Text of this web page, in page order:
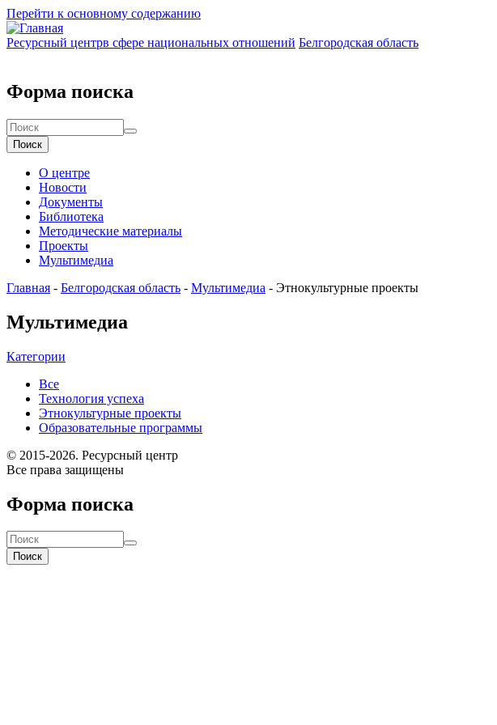
Перейти к основному содержанию
Ресурсный центрв сфере национальных отношений Белгородская область
Форма поиска
Поиск
О центре
Новости
Документы
Библиотека
Методические материалы
Проекты
Мультимедиа
Главная - Белгородская область - Мультимедиа - Этнокультурные проекты
Мультимедиа
Категории
Все
Технология успеха
Этнокультурные проекты
Образовательные программы
© 2015-2026. Ресурсный центр
Все права защищены
Форма поиска
Поиск